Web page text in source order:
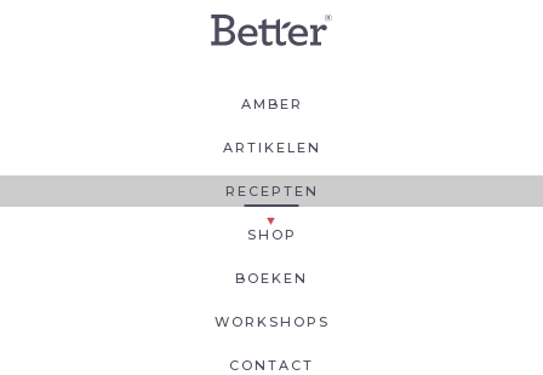
AMBER
ARTIKELEN
RECEPTEN
SHOP
BOEKEN
WORKSHOPS
CONTACT